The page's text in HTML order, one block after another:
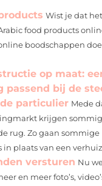
Wist je dat
food products
boodschappen
op maat:
passend bij de
particulier Mede
krijgen
rug. Zo gaan sommige
plaats van een
versturen Nu
en meer foto’s,